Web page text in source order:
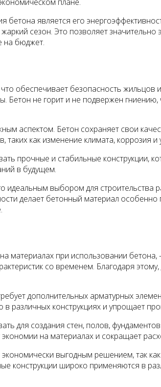
является его
сезон. Это позволяет
на бюджет.
обеспечивает безопасность
Бетон не горит и не подвержен
аспектом. Бетон сохраняет свои
как изменение климата, коррозия
прочные и стабильные конструкции,
в будущем.
идеальным выбором для
делает бетонный материал
при использовании бетона,
со временем. Благодаря
дополнительных арматурных
различных конструкциях и упрощает
для создания стен, полов,
на материалах и сокращает
выгодным решением, так
конструкции широко применяются в